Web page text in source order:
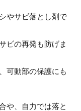
やサビ落とし剤で
ビの再発も防げま
可動部の保護にも
や、自力では落と